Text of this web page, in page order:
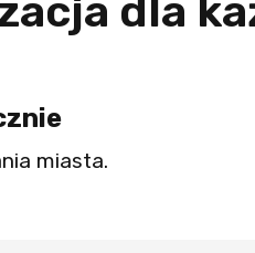
dla
miasta.